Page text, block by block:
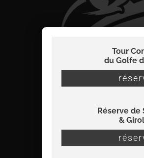
info@viamare-
07 56 22 32 38
Tour
du Golfe
Réserve de
&